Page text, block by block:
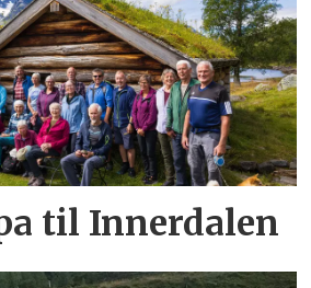
til Innerdalen